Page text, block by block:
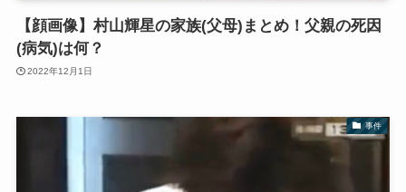
【顔画像】村山輝星の家族(父母)まとめ！父親の死因
(病気)は何？
2022年12月1日
事件